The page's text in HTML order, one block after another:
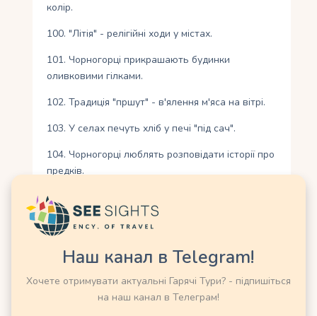
колір.
100. "Літія" - релігійні ходи у містах.
101. Чорногорці прикрашають будинки
оливковими гілками.
102. Традиція "пршут" - в'ялення м'яса на вітрі.
103. У селах печуть хліб у печі "під сач".
104. Чорногорці люблять розповідати історії про
предків.
105. Фестиваль оливок проходить у Барі.
106. "Кум" - хрещений батько - важлива роль у
сім'ї.
107. Чорногорські чоловіки носять вуса як
символ мужності.
Наш канал в Telegram!
Хочете отримувати актуальні Гарячі Тури? - підпишіться
на наш канал в Телеграм!